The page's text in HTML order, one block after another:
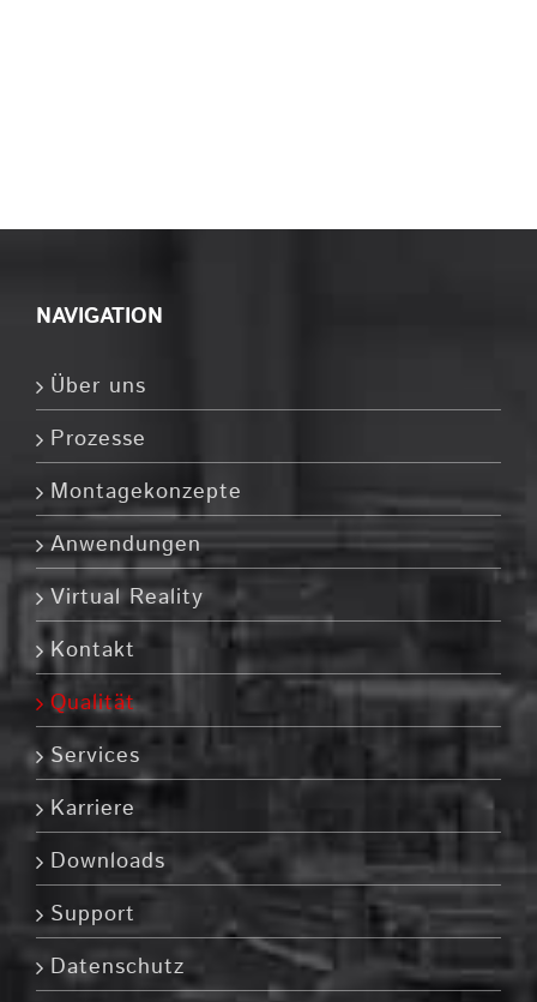
NAVIGATION
Über uns
Prozesse
Montagekonzepte
Anwendungen
Virtual Reality
Kontakt
Qualität
Services
Karriere
Downloads
Support
Datenschutz